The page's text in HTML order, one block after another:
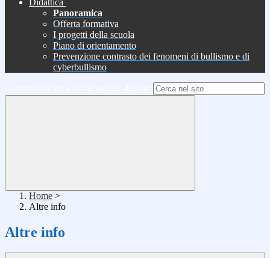
Didattica
Panoramica
Offerta formativa
I progetti della scuola
Piano di orientamento
Prevenzione contrasto dei fenomeni di bullismo e di
cyberbullismo
Home >
Altre info
Altre info